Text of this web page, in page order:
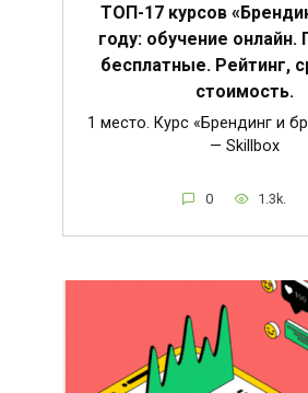
ТОП-17 курсов
году: обучение онлайн.
бесплатные. Рейтинг,
стоимость.
1 место. Курс «Брендинг и
— Skillbox
0 1.3k.